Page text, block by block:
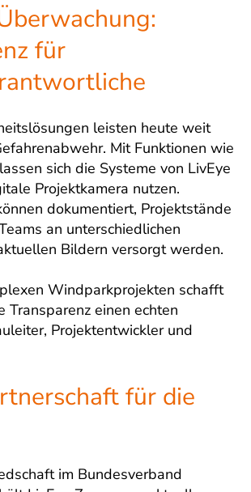
für
leisten heute weit
Mit Funktionen wie
sich die Systeme von LivEye
Projektkamera nutzen.
dokumentiert, Projektstände
an unterschiedlichen
Bildern versorgt werden.
Windparkprojekten schafft
Transparenz einen echten
Projektentwickler und
für die
im Bundesverband